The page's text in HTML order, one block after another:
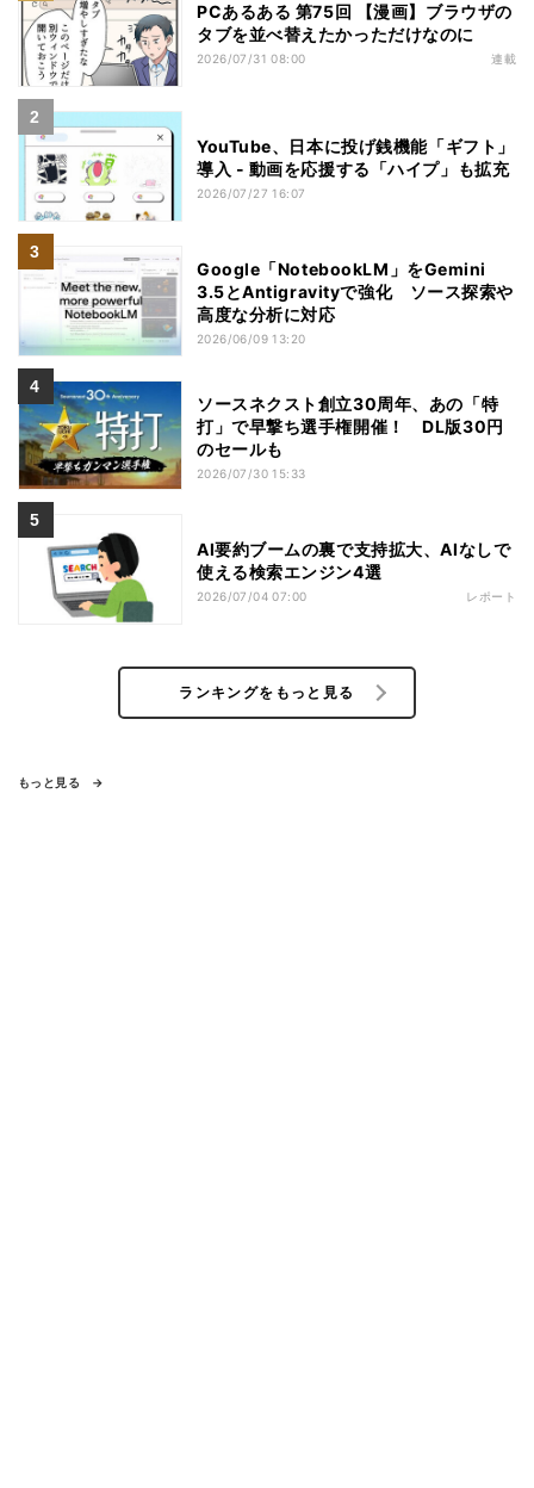
PCあるある 第75回 【漫画】ブラウザの
タブを並べ替えたかっただけなのに
2026/07/31 08:00 連載
YouTube、日本に投げ銭機能「ギフト」
導入 - 動画を応援する「ハイプ」も拡充
2026/07/27 16:07
Google「NotebookLM」をGemini
3.5とAntigravityで強化 ソース探索や
高度な分析に対応
2026/06/09 13:20
ソースネクスト創立30周年、あの「特
打」で早撃ち選手権開催！ DL版30円
のセールも
2026/07/30 15:33
AI要約ブームの裏で支持拡大、AIなしで
使える検索エンジン4選
2026/07/04 07:00 レポート
ランキングをもっと見る
もっと見る